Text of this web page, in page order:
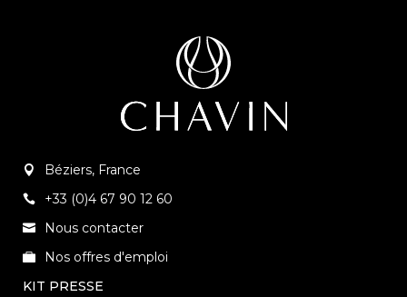
Béziers, France
+33 (0)4 67 90 12 60
Nous contacter
Nos offres d'emploi
KIT PRESSE